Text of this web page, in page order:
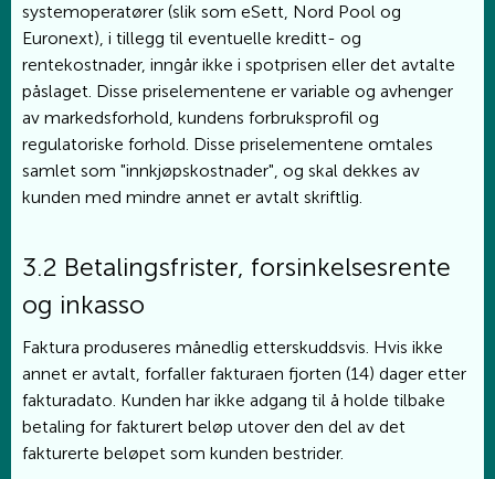
systemoperatører (slik som eSett, Nord Pool og
Euronext), i tillegg til eventuelle kreditt- og
rentekostnader, inngår ikke i spotprisen eller det avtalte
påslaget. Disse priselementene er variable og avhenger
av markedsforhold, kundens forbruksprofil og
regulatoriske forhold. Disse priselementene omtales
samlet som "innkjøpskostnader", og skal dekkes av
kunden med mindre annet er avtalt skriftlig.
3.2 Betalingsfrister, forsinkelsesrente
og inkasso
Faktura produseres månedlig etterskuddsvis. Hvis ikke
annet er avtalt, forfaller fakturaen fjorten (14) dager etter
fakturadato. Kunden har ikke adgang til å holde tilbake
betaling for fakturert beløp utover den del av det
fakturerte beløpet som kunden bestrider.